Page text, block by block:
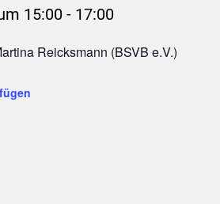
15:00 - 17:00
Reicksmann (BSVB e.V.)